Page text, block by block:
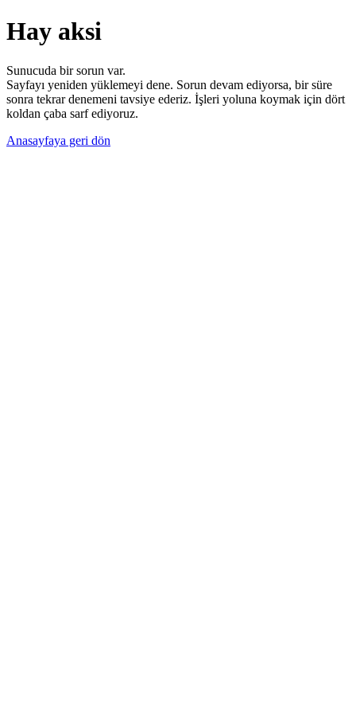
Hay aksi
Sunucuda bir sorun var.
Sayfayı yeniden yüklemeyi dene. Sorun devam ediyorsa, bir süre
sonra tekrar denemeni tavsiye ederiz. İşleri yoluna koymak için dört
koldan çaba sarf ediyoruz.
Anasayfaya geri dön